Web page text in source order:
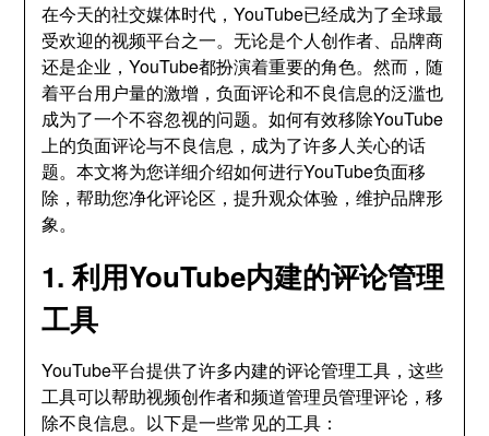
在今天的社交媒体时代，YouTube已经成为了全球最
受欢迎的视频平台之一。无论是个人创作者、品牌商
还是企业，YouTube都扮演着重要的角色。然而，随
着平台用户量的激增，负面评论和不良信息的泛滥也
成为了一个不容忽视的问题。如何有效移除YouTube
上的负面评论与不良信息，成为了许多人关心的话
题。本文将为您详细介绍如何进行YouTube负面移
除，帮助您净化评论区，提升观众体验，维护品牌形
象。
1. 利用YouTube内建的评论管理
工具
YouTube平台提供了许多内建的评论管理工具，这些
工具可以帮助视频创作者和频道管理员管理评论，移
除不良信息。以下是一些常见的工具：